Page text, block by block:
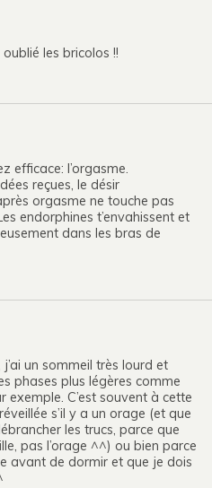
oublié les bricolos !!
efficace: l’orgasme.
reçues, le désir
orgasme ne touche pas
endorphines t’envahissent et
dans les bras de
un sommeil très lourd et
phases plus légères comme
exemple. C’est souvent à cette
s’il y a un orage (et que
les trucs, parce que
pas l’orage ^^) ou bien parce
avant de dormir et que je dois